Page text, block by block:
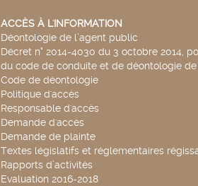
ACCÈS À L'INFORMATION
Déontologie de l’agent public
Décret n° 2014-4030 du 3 octobre 2014,
du code de conduite et de déontologie de
Code de déontologie
Politique d'accès
Responsable d'accès
Demande d'accès
Demande de plainte
Textes législatifs et réglementaires
Rapports d’activités
Evaluation 2016-2018